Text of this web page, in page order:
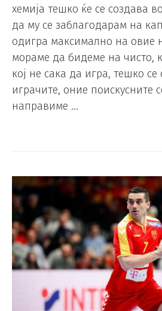
хемија тешко ќе се создава
да му се заблагодарам на
одигра максимално на овие
мораме да бидеме на чисто,
кој не сака да игра, тешко се
играчите, оние поискусните
направиме …